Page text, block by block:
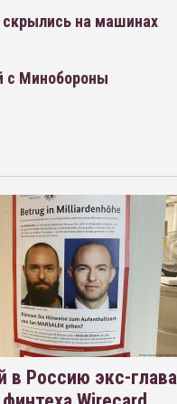
на машинах
с Минобороны
в Россию экс-глава